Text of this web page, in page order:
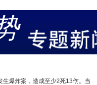
爆炸案，造成至少2死13伤。当